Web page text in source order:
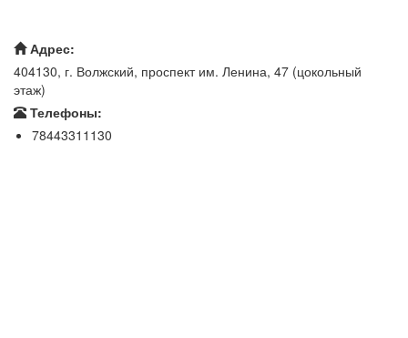
Адрес:
404130, г. Волжский, проспект им. Ленина, 47 (цокольный
этаж)
Телефоны:
78443311130